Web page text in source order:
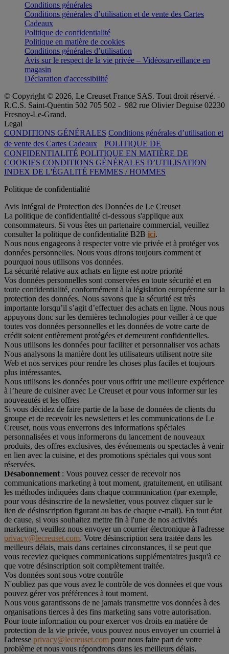
Conditions générales
Conditions générales d’utilisation et de vente des Cartes
Cadeaux
Politique de confidentialité
Politique en matière de cookies
Conditions générales d’utilisation
Avis sur le respect de la vie privée – Vidéosurveillance en
magasin
Déclaration d'accessibilité
© Copyright © 2026, Le Creuset France SAS. Tout droit réservé. -
R.C.S. Saint-Quentin 502 705 502 - 982 rue Olivier Deguise 02230
Fresnoy-Le-Grand.
Legal
CONDITIONS GÉNÉRALES Conditions générales d’utilisation et
de vente des Cartes Cadeaux
POLITIQUE DE
CONFIDENTIALITÉ POLITIQUE EN MATIÈRE DE
COOKIES CONDITIONS GÉNÉRALES D’UTILISATION
INDEX DE L'ÉGALITÉ FEMMES / HOMMES
Politique de confidentialité
Avis Intégral de Protection des Données de Le Creuset
La politique de confidentialité ci-dessous s'applique aux
consommateurs. Si vous êtes un partenaire commercial, veuillez
consulter la politique de confidentialité B2B ici.
Nous nous engageons à respecter votre vie privée et à protéger vos
données personnelles. Nous vous dirons toujours comment et
pourquoi nous utilisons vos données.
La sécurité relative aux achats en ligne est notre priorité
Vos données personnelles sont conservées en toute sécurité et en
toute confidentialité, conformément à la législation européenne sur la
protection des données. Nous savons que la sécurité est très
importante lorsqu’il s’agit d’effectuer des achats en ligne. Nous nous
appuyons donc sur les dernières technologies pour veiller à ce que
toutes vos données personnelles et les données de votre carte de
crédit soient entièrement protégées et demeurent confidentielles.
Nous utilisons les données pour faciliter et personnaliser vos achats
Nous analysons la manière dont les utilisateurs utilisent notre site
Web et nos services pour rendre les choses plus faciles et toujours
plus intéressantes.
Nous utilisons les données pour vous offrir une meilleure expérience
à l’heure de cuisiner avec Le Creuset et pour vous informer sur les
nouveautés et les offres
Si vous décidez de faire partie de la base de données de clients du
groupe et de recevoir les newsletters et les communications de Le
Creuset, nous vous enverrons des informations spéciales
personnalisées et vous informerons du lancement de nouveaux
produits, des offres exclusives, des événements ou spectacles à venir
en lien avec la cuisine, et des promotions spéciales qui vous sont
réservées.
Désabonnement : Vous pouvez cesser de recevoir nos
communications marketing à tout moment, gratuitement, en utilisant
les méthodes indiquées dans chaque communication (par exemple,
pour vous désinscrire de la newsletter, vous pouvez cliquer sur le
lien de désinscription figurant au bas de chaque e-mail). En tout état
de cause, si vous souhaitez mettre fin à l'une de nos activités
marketing, veuillez nous envoyer un courrier électronique à l'adresse
privacy@lecreuset.com. Votre désinscription sera traitée dans les
meilleurs délais, mais dans certaines circonstances, il se peut que
vous receviez quelques communications supplémentaires jusqu'à ce
que votre désinscription soit complètement traitée.
Vos données sont sous votre contrôle
N'oubliez pas que vous avez le contrôle de vos données et que vous
pouvez gérer vos préférences à tout moment.
Nous vous garantissons de ne jamais transmettre vos données à des
organisations tierces à des fins marketing sans votre autorisation.
Pour toute information ou pour exercer vos droits en matière de
protection de la vie privée, vous pouvez nous envoyer un courriel à
l'adresse privacy@lecreuset.com pour nous faire part de votre
problème et nous vous répondrons dans les meilleurs délais.